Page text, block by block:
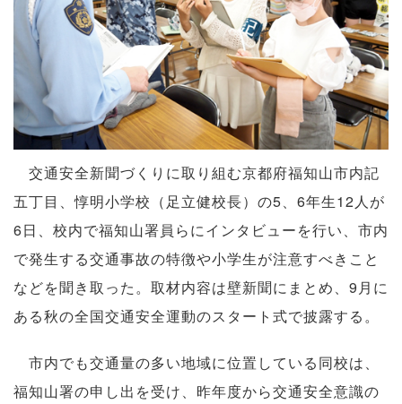
交通安全新聞づくりに取り組む京都府福知山市内記
五丁目、惇明小学校（足立健校長）の5、6年生12人が
6日、校内で福知山署員らにインタビューを行い、市内
で発生する交通事故の特徴や小学生が注意すべきこと
などを聞き取った。取材内容は壁新聞にまとめ、9月に
ある秋の全国交通安全運動のスタート式で披露する。
市内でも交通量の多い地域に位置している同校は、
福知山署の申し出を受け、昨年度から交通安全意識の